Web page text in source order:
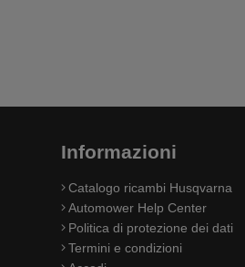
Informazioni
Catalogo ricambi Husqvarna
Automower Help Center
Politica di protezione dei dati
Termini e condizioni